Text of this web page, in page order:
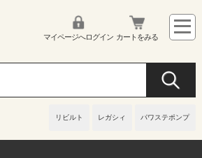
リビルト レガシィ パワステポンプ
マイページへログイン カートをみる